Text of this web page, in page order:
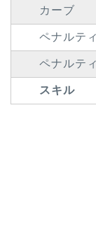
カーブ
ペナルテ
ペナルテ
スキル